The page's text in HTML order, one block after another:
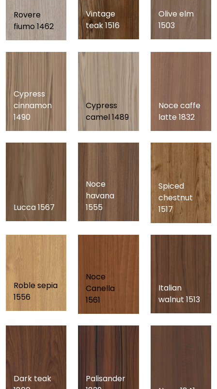
Rovere
fiumo 1462
Vintage
teak 1516
Olive elm
1503
Cypress
cinnamon
1490
Cypress
camel 1489
Noce caffe
latte 1832
Lucca 1567
Noce
havana
1555
Spiced
chestnut
1517
Roble sepia
1556
Noce
Canella
1561
Italian
walnut 1513
Dark teak
Palisander